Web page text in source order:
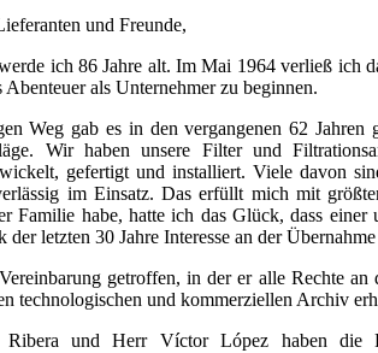
und Freunde,
ich 86 Jahre alt. Im Mai 1964 verließ ich
Abenteuer als Unternehmer zu beginnen.
Weg gab es in den vergangenen 62 Jahren
Wir haben unsere Filter und
gefertigt und installiert. Viele davon
im Einsatz. Das erfüllt mich mit
Familie habe, hatte ich das Glück, dass einer
der letzten 30 Jahre Interesse an der
getroffen, in der er alle Rechte an
technologischen und kommerziellen Archiv
Ribera und Herr Víctor López haben